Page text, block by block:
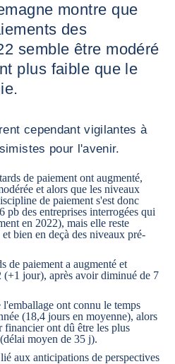
montre que
des
semble être modéré
plus faible que le
cependant vigilantes à
pour l'avenir.
de paiement ont augmenté,
et alors que les niveaux
de paiement s'est donc
pb des entreprises interrogées qui
en 2022), mais elle reste
bien en deçà des niveaux pré-
de paiement a augmenté et
(+1 jour), après avoir diminué de 7
l'emballage ont connu le temps
(18,4 jours en moyenne), alors
financier ont dû être les plus
moyen de 35 j).
aux anticipations de perspectives